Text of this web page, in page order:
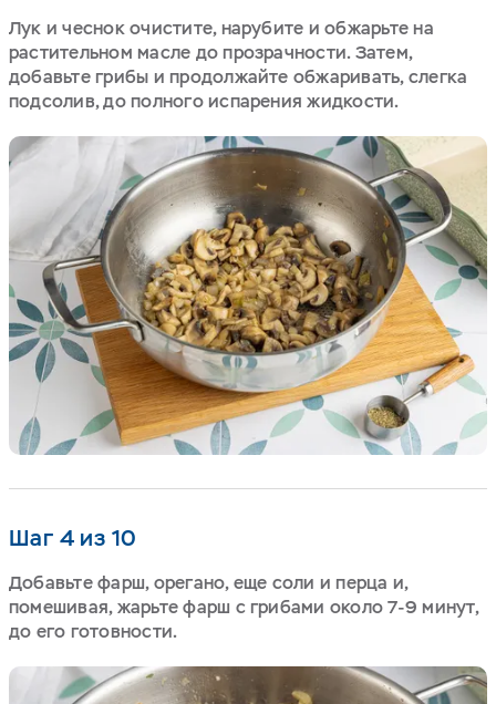
Лук и чеснок очистите, нарубите и обжарьте на
растительном масле до прозрачности. Затем,
добавьте грибы и продолжайте обжаривать, слегка
подсолив, до полного испарения жидкости.
Шаг 4 из 10
Добавьте фарш, орегано, еще соли и перца и,
помешивая, жарьте фарш с грибами около 7-9 минут,
до его готовности.